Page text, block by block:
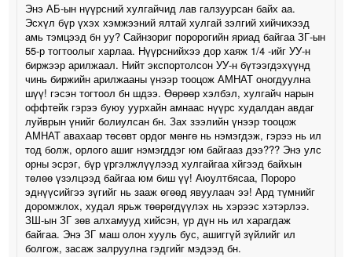
Энэ АБ-ын нүүрсний хулгайчид лав галзуурсан байх аа.
Эсхүл бүр үхэх хэмжээний ялтай хулгай зэлгий хийчихээд
амь тэмцээд бн уу? Сайнзориг поророгийн яриад байгаа ЗГ-ын
55-р тогтоолыг харлаа. Нүүрснийхээ дор хаяж 1/4 -ийг УУ-н
биржээр арилжаал. Нийт экспортолсон УУ-н бүтээгдэхүүнд
чинь биржийн арилжааны үнээр тооцож АМНАТ оногдуулна
шүү! гэсэн тогтоол бн шдээ. Өөрөөр хэлбэл, хулгайч нарын
оффтейк гэрээ буюу уурхайн амнаас нүүрс худалдан авдаг
луйврын үнийг болиулсан бн. Зах зээлийн үнээр тооцож
АМНАТ авахаар төсөвт ордог мөнгө нь нэмэгдэж, гэрээ нь ил
тод болж, орлого ашиг нэмэгддэг юм байгааз дээ??? Энэ улс
орны эсрэг, бүр үргэлжлүүлээд хулгайгаа хйгээд байхын
төлөө үзэлцээд байгаа юм биш үү! Аюултбясаа, Пороро
эднүүсийгээ зүгийг нь зааж өгөөд явуулаач ээ! Ард түмнийг
доромжлох, худал ярьж төөрөгдүүлэх нь хэрээс хэтэрлээ.
ЗШ-ын ЗГ зөв алхамууд хийсэн, үр дүн нь ил харагдаж
байгаа. Энэ ЗГ маш олон хууль бус, ашиггүй зүйлийг ил
болгож, засаж залруулна гэдгийг мэдээд бн.